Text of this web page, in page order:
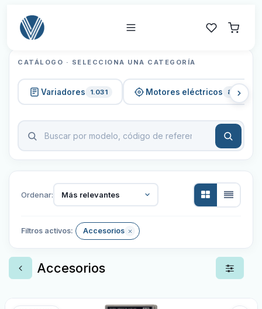
CATÁLOGO · SELECCIONA UNA CATEGORÍA
Variadores 1.031 Motores eléctricos 820
Ordenar: Más relevantes
Filtros activos: Accesorios
Accesorios